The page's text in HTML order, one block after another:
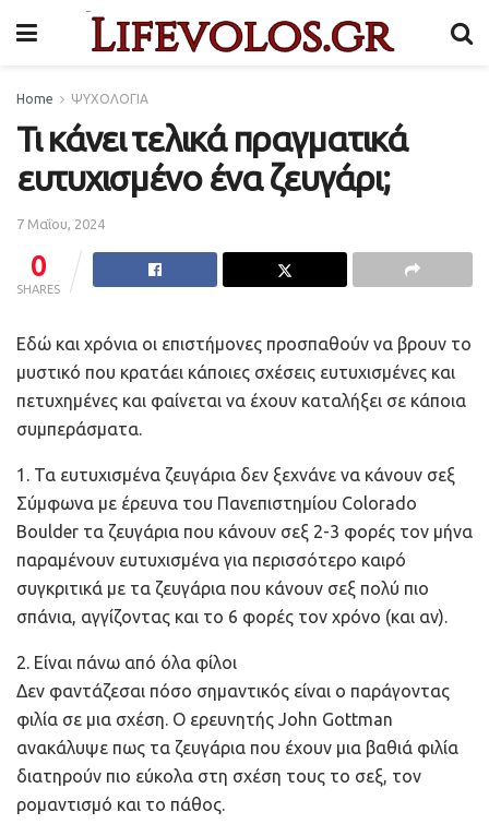
Home ΨΥΧΟΛΟΓΙΑ
Τι κάνει τελικά πραγματικά
ευτυχισμένο ένα ζευγάρι;
7 Μαΐου, 2024
0
SHARES
Εδώ και χρόνια οι επιστήμονες προσπαθούν να βρουν το
μυστικό που κρατάει κάποιες σχέσεις ευτυχισμένες και
πετυχημένες και φαίνεται να έχουν καταλήξει σε κάποια
συμπεράσματα.
1. Τα ευτυχισμένα ζευγάρια δεν ξεχνάνε να κάνουν σεξ
Σύμφωνα με έρευνα του Πανεπιστημίου Colorado
Boulder τα ζευγάρια που κάνουν σεξ 2-3 φορές τον μήνα
παραμένουν ευτυχισμένα για περισσότερο καιρό
συγκριτικά με τα ζευγάρια που κάνουν σεξ πολύ πιο
σπάνια, αγγίζοντας και το 6 φορές τον χρόνο (και αν).
2. Είναι πάνω από όλα φίλοι
Δεν φαντάζεσαι πόσο σημαντικός είναι ο παράγοντας
φιλία σε μια σχέση. Ο ερευνητής John Gottman
ανακάλυψε πως τα ζευγάρια που έχουν μια βαθιά φιλία
διατηρούν πιο εύκολα στη σχέση τους το σεξ, τον
ρομαντισμό και το πάθος.